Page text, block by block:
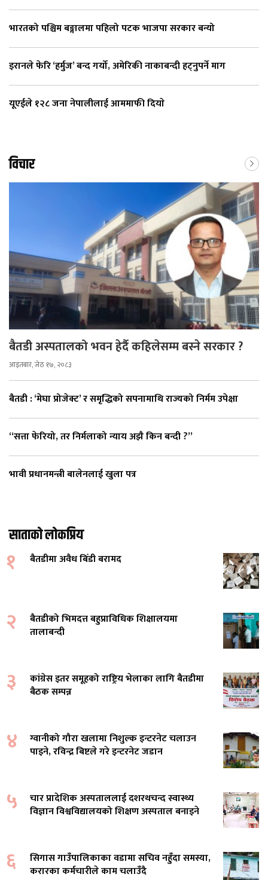
भारतको पश्चिम बङ्गालमा पहिलो पटक भाजपा सरकार बन्यो
इरानले फेरि ‘हर्मुज’ बन्द गर्यो, अमेरिकी नाकाबन्दी हट्नुपर्ने माग
यूएईले १२८ जना नेपालीलाई आममाफी दियाे
विचार
बैतडी अस्पतालको भवन हेर्दै कहिलेसम्म बस्ने सरकार ?
आइतबार, जेठ १७, २०८३
बैतडी : ‘मेघा प्रोजेक्ट’ र समृद्धिको सपनामाथि राज्यको निर्मम उपेक्षा
“सत्ता फेरियो, तर निर्मलाको न्याय अझै किन बन्दी ?”
भावी प्रधानमन्त्री बालेनलाई खुला पत्र
साताको लोकप्रिय
१ बैतडीमा अवैध बिँडी बरामद
२
बैतडीको भिमदत्त बहुप्राविधिक शिक्षालयमा
तालाबन्दी
३
कांग्रेस इतर समूहको राष्ट्रिय भेलाका लागि बैतडीमा
बैठक सम्पन्न
४
ग्वानीको गौरा खलामा निशुल्क इन्टरनेट चलाउन
पाइने, रविन्द्र बिष्टले गरे इन्टरनेट जडान
५
चार प्रादेशिक अस्पताललाई दशरथचन्द स्वास्थ्य
विज्ञान विश्वविद्यालयको शिक्षण अस्पताल बनाइने
६
सिगास गाउँपालिकाका वडामा सचिव नहुँदा समस्या,
करारका कर्मचारीले काम चलाउँदै